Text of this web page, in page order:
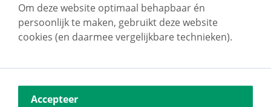
Vestdijk 180
5611 CZ Eindhoven
Om deze website optimaal behapbaar én
persoonlijk te maken, gebruikt deze website
cookies (en daarmee vergelijkbare technieken).
Accepteer